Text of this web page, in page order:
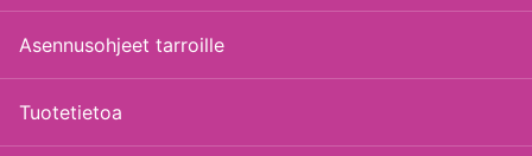
Asennusohjeet tarroille
Tuotetietoa